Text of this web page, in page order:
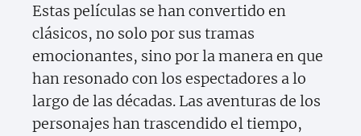
Estas películas se han convertido en
clásicos, no solo por sus tramas
emocionantes, sino por la manera en que
han resonado con los espectadores a lo
largo de las décadas. Las aventuras de los
personajes han trascendido el tiempo,